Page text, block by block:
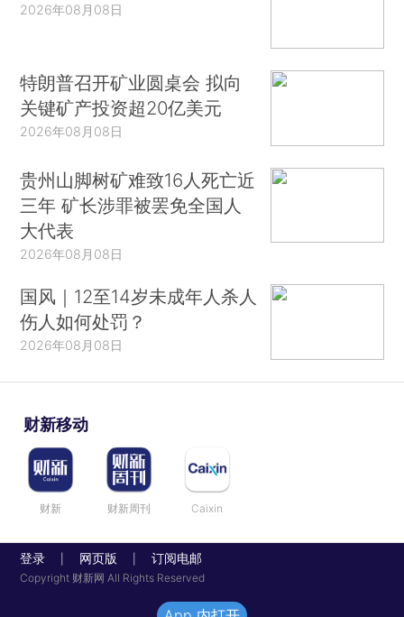
2026年08月08日
特朗普召开矿业圆桌会 拟向
关键矿产投资超20亿美元
2026年08月08日
贵州山脚树矿难致16人死亡近
三年 矿长涉罪被罢免全国人
大代表
2026年08月08日
国风｜12至14岁未成年人杀人
伤人如何处罚？
2026年08月08日
财新移动
财新 财新周刊 Caixin
登录 网页版 订阅电邮
Copyright 财新网 All Rights Reserved